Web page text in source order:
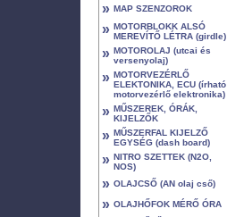
» MAP SZENZOROK
» MOTORBLOKK ALSÓ
MEREVÍTŐ LÉTRA (girdle)
» MOTOROLAJ (utcai és
versenyolaj)
» MOTORVEZÉRLŐ
ELEKTONIKA, ECU (írható
motorvezérlő elektronika)
» MŰSZEREK, ÓRÁK,
KIJELZŐK
» MŰSZERFAL KIJELZŐ
EGYSÉG (dash board)
» NITRO SZETTEK (N2O,
NOS)
» OLAJCSŐ (AN olaj cső)
» OLAJHŐFOK MÉRŐ ÓRA